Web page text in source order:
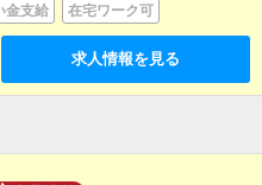
金支給 在宅ワーク可
求人情報を見る